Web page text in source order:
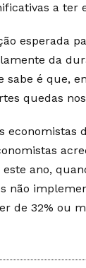
a ter
esperada
da
sabe é que,
quedas
economistas
ano,
não
de 32% ou